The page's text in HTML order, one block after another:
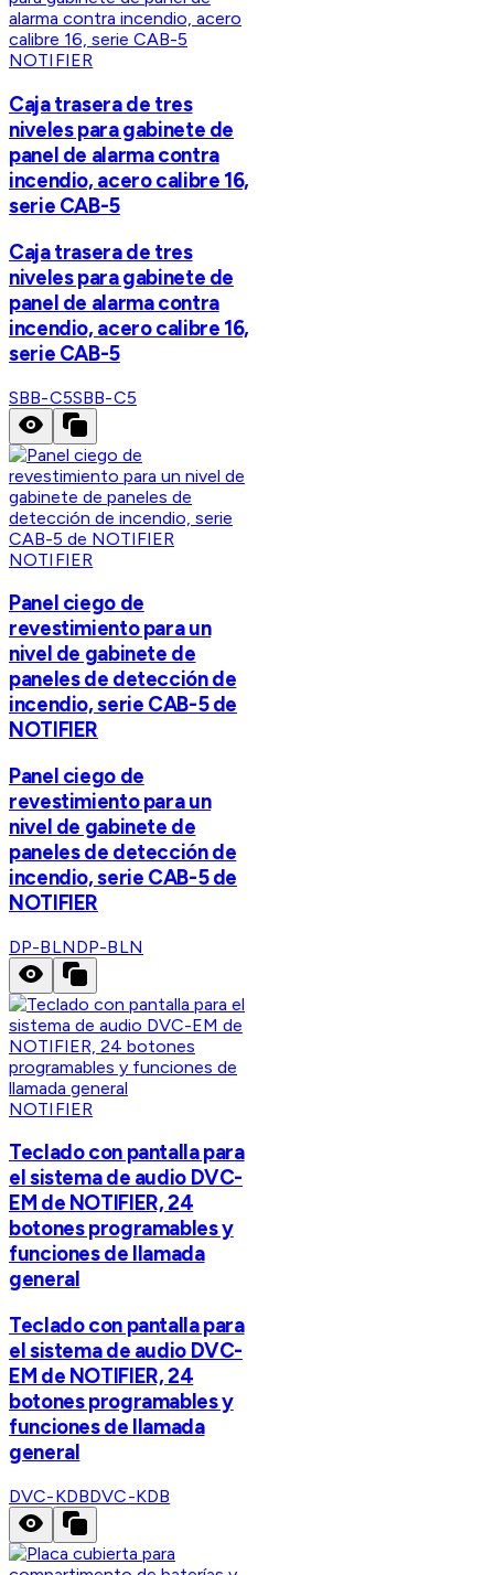
NOTIFIER
Caja trasera de tres
niveles para gabinete de
panel de alarma contra
incendio, acero calibre 16,
serie CAB-5
Caja trasera de tres
niveles para gabinete de
panel de alarma contra
incendio, acero calibre 16,
serie CAB-5
SBB-C5SBB-C5
NOTIFIER
Panel ciego de
revestimiento para un
nivel de gabinete de
paneles de detección de
incendio, serie CAB-5 de
NOTIFIER
Panel ciego de
revestimiento para un
nivel de gabinete de
paneles de detección de
incendio, serie CAB-5 de
NOTIFIER
DP-BLNDP-BLN
NOTIFIER
Teclado con pantalla para
el sistema de audio DVC-
EM de NOTIFIER, 24
botones programables y
funciones de llamada
general
Teclado con pantalla para
el sistema de audio DVC-
EM de NOTIFIER, 24
botones programables y
funciones de llamada
general
DVC-KDBDVC-KDB